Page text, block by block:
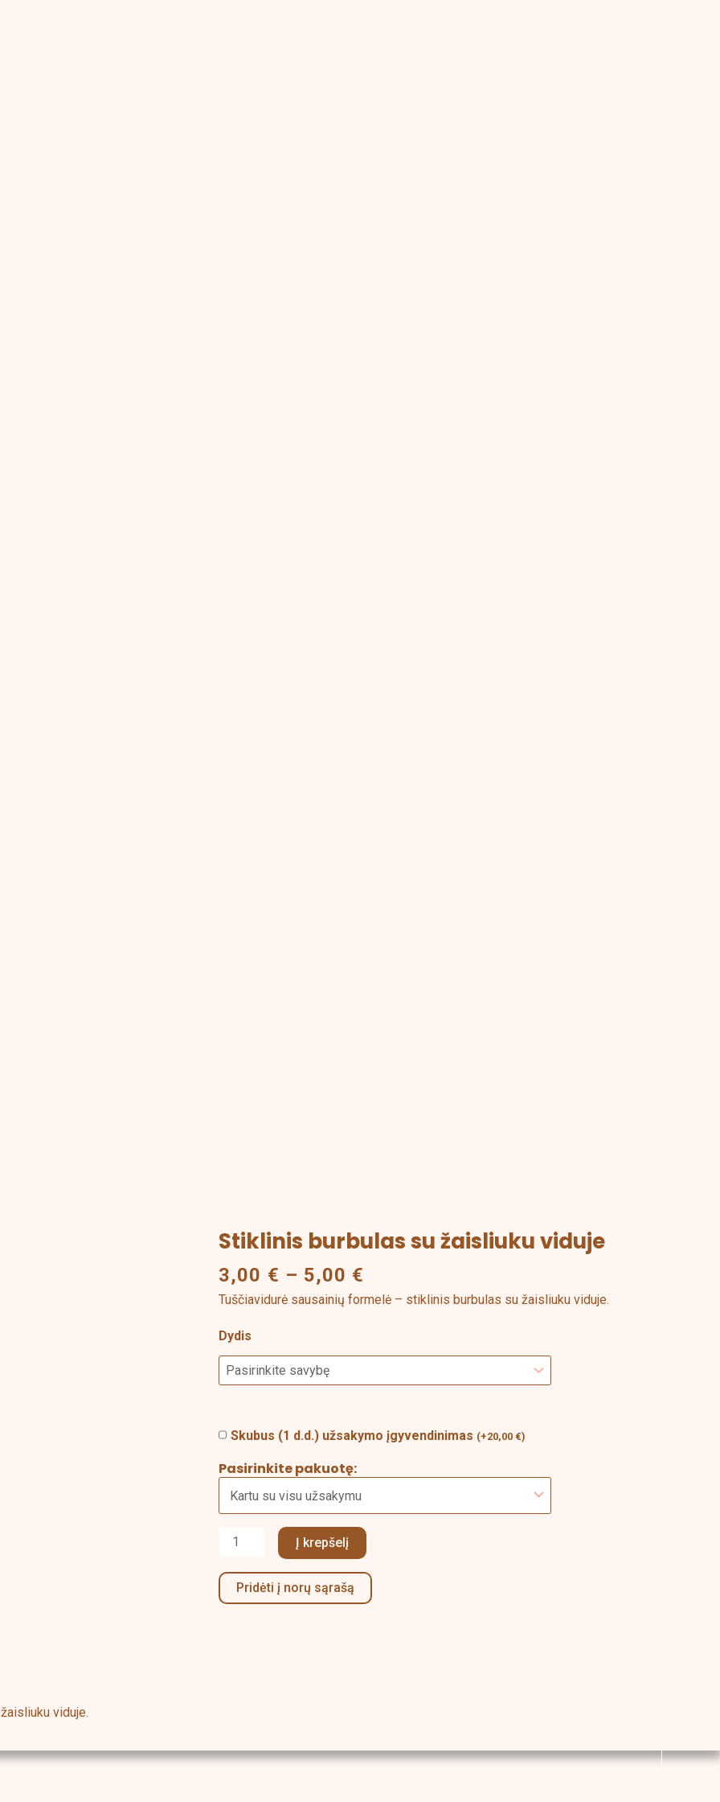
Stiklinis burbulas su žaisliuku viduje
3,00 € – 5,00 €
Price
through
Tuščiavidurė sausainių formelė – stiklinis burbulas su žaisliuku viduje.
Dydis
Skubus (1 d.d.) užsakymo įgyvendinimas (+20,00 €)
Pasirinkite pakuotę:
produkto
Stiklinis
burbulas
žaisliuku
viduje
Į krepšelį
Pridėti į norų sąrašą
viduje.